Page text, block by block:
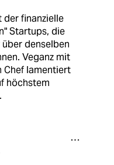
finanzielle
Startups, die
denselben
Veganz mit
Chef lamentiert
höchstem